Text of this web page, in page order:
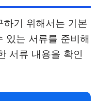
하기 위해서는 기본
있는 서류를 준비해
서류 내용을 확인